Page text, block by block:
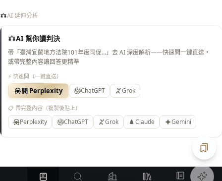
AI 延伸分析
AI 幫你讀判決
帶「臺灣宜蘭地方法院101年度司促…」去 AI 深度解析——快速問一鍵直送，
或帶完整內容讓回答更精準
⚡ 快速問（一鍵直送）
問 Perplexity ChatGPT Grok
📋 帶完整內容（複製後貼上）
Perplexity ChatGPT Grok Claude Gemini
匯